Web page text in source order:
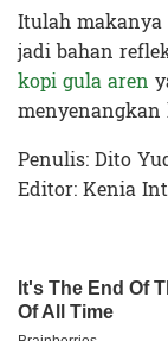
Itulah
jadi bahan
kopi gula aren
Penulis: Dito
Editor: Kenia